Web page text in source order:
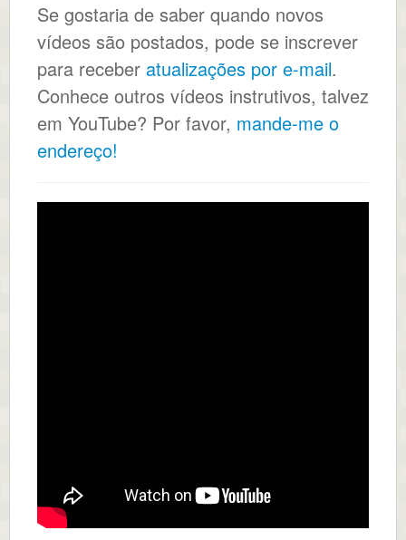
Se gostaria de saber quando novos
vídeos são postados, pode se inscrever
para receber atualizações por e-mail.
Conhece outros vídeos instrutivos, talvez
em YouTube? Por favor, mande-me o
endereço!